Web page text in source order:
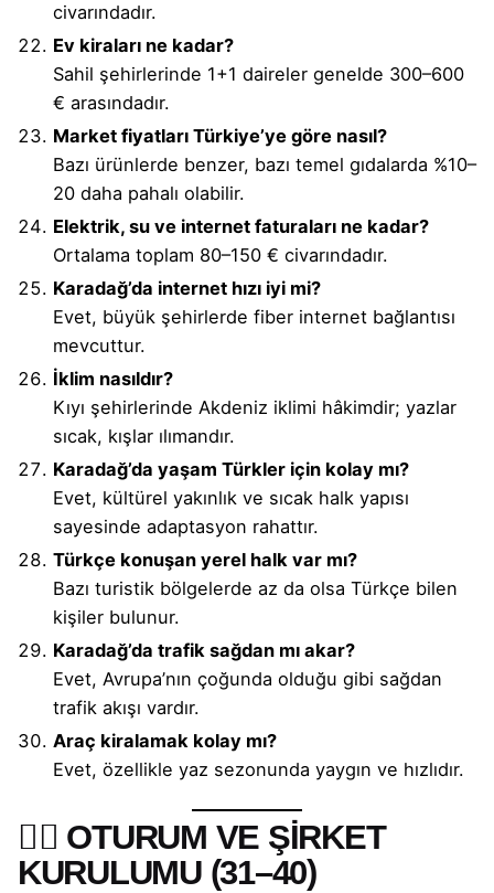
civarındadır.
Ev kiraları ne kadar?
Sahil şehirlerinde 1+1 daireler genelde 300–600
€ arasındadır.
Market fiyatları Türkiye’ye göre nasıl?
Bazı ürünlerde benzer, bazı temel gıdalarda %10–
20 daha pahalı olabilir.
Elektrik, su ve internet faturaları ne kadar?
Ortalama toplam 80–150 € civarındadır.
Karadağ’da internet hızı iyi mi?
Evet, büyük şehirlerde fiber internet bağlantısı
mevcuttur.
İklim nasıldır?
Kıyı şehirlerinde Akdeniz iklimi hâkimdir; yazlar
sıcak, kışlar ılımandır.
Karadağ’da yaşam Türkler için kolay mı?
Evet, kültürel yakınlık ve sıcak halk yapısı
sayesinde adaptasyon rahattır.
Türkçe konuşan yerel halk var mı?
Bazı turistik bölgelerde az da olsa Türkçe bilen
kişiler bulunur.
Karadağ’da trafik sağdan mı akar?
Evet, Avrupa’nın çoğunda olduğu gibi sağdan
trafik akışı vardır.
Araç kiralamak kolay mı?
Evet, özellikle yaz sezonunda yaygın ve hızlıdır.
🧑‍⚖️ OTURUM VE ŞİRKET
KURULUMU (31–40)